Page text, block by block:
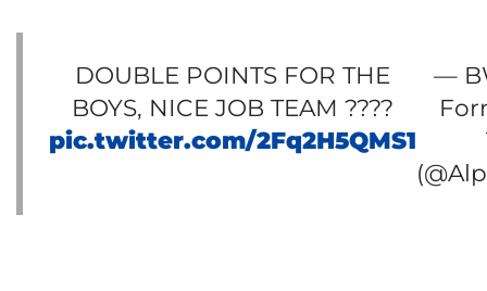
DOUBLE POINTS FOR THE
BOYS, NICE JOB TEAM ????
pic.twitter.com/2Fq2H5QMS1
—